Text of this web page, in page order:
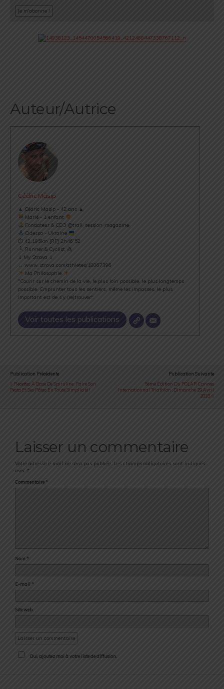
Auteur/Autrice
Cédric Masip
▲ Cédric Masip - 42 ans ▲
Marié - 1 enfant
Fondateur & CEO @trail_session_magazine
Odessa - Ukraine
⏱ 42.195km [RP] 2h46’52
Runner & Cyclist
⇣ My Strava ⇣
→ www.strava.com/athletes/18867396
Ma Philosophie
"Courir sur le chemin de la vie, le plus loin possible, le plus longtemps
possible. Emprunter tous les sentiers, même les impasses, le plus
important est de s’y (re)trouver".
Voir toutes les publications
Publication Précédente
Recettes À Base De Spiruline : Faire Son
Pesto Et Ses Pâtes En Toute Simplicité !
Publication Suivante
5ème Édition Du POLAR Cannes
Internationnal Triathlon : Dimanche 29 Avril
2018
Laisser un commentaire
Votre adresse e-mail ne sera pas publiée. Les champs obligatoires sont indiqués
avec *
Commentaire *
Nom *
E-mail *
Site web
Oui, ajoutez moi à votre liste de diffusion.